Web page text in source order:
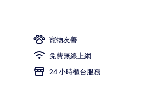
寵物友善
免費無線上網
24 小時櫃台服務